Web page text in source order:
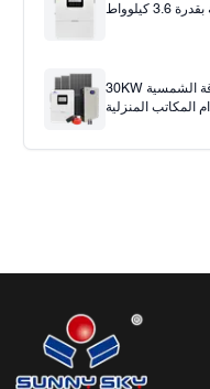
30KW نظام الطاقة الشمسية خارج الشبكة نظام الطاقة الشمسية
المكاتب المنزلية